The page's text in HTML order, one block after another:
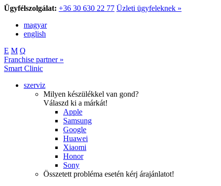
Ügyfélszolgálat: +36 30 630 22 77 Üzleti ügyfeleknek »
magyar
english
E M Q
Franchise partner »
Smart Clinic
szerviz
Milyen készülékkel van gond?
Válaszd ki a márkát!
Apple
Samsung
Google
Huawei
Xiaomi
Honor
Sony
Összetett probléma esetén kérj árajánlatot!